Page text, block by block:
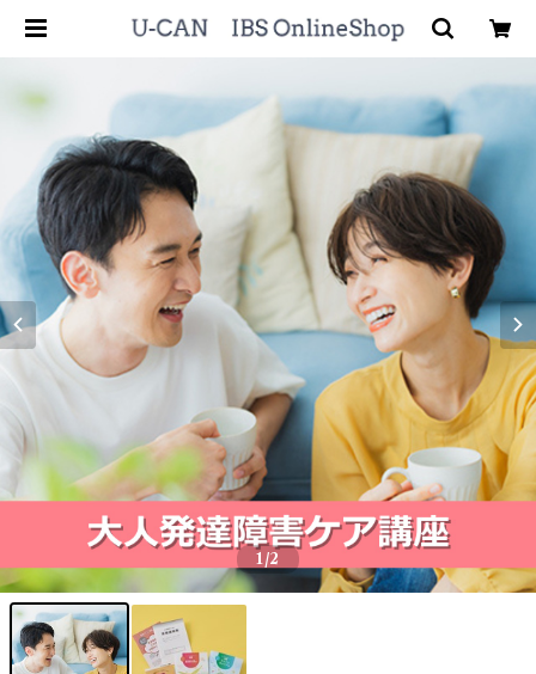
1/2